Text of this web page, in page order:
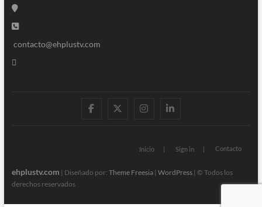
contacto@ehplustv.com
facebooktwitterinstagram
linkedin
Inicio Sign in Contacto
ehplustv.com | Diseñado por: Theme Freesia| WordPress| © Todos los
derechos reservados